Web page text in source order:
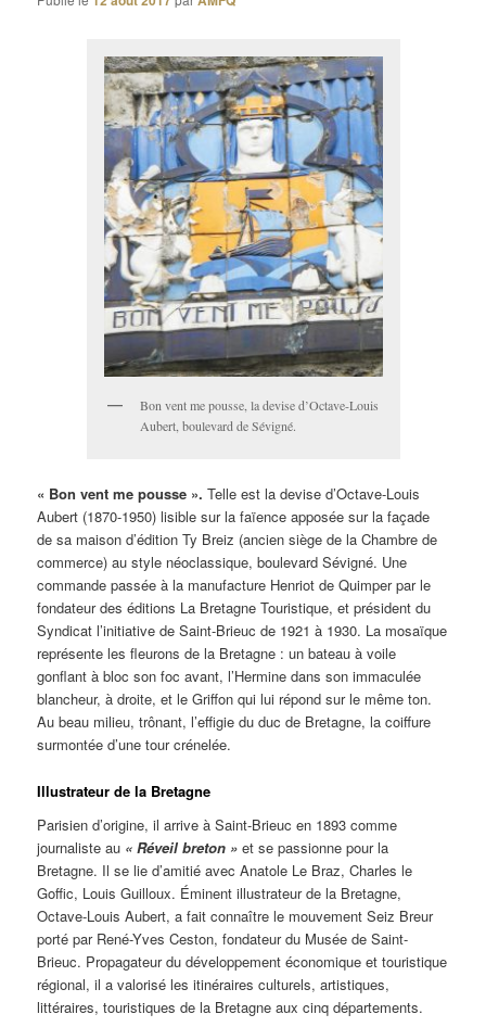
Bon vent me pousse, la devise d’Octave-Louis
Aubert, boulevard de Sévigné.
« Bon vent me pousse ». Telle est la devise d’Octave-Louis
Aubert (1870-1950) lisible sur la faïence apposée sur la façade
de sa maison d’édition Ty Breiz (ancien siège de la Chambre de
commerce) au style néoclassique, boulevard Sévigné. Une
commande passée à la manufacture Henriot de Quimper par le
fondateur des éditions La Bretagne Touristique, et président du
Syndicat l’initiative de Saint-Brieuc de 1921 à 1930. La mosaïque
représente les fleurons de la Bretagne : un bateau à voile
gonflant à bloc son foc avant, l’Hermine dans son immaculée
blancheur, à droite, et le Griffon qui lui répond sur le même ton.
Au beau milieu, trônant, l’effigie du duc de Bretagne, la coiffure
surmontée d’une tour crénelée.
Illustrateur de la Bretagne
Parisien d’origine, il arrive à Saint-Brieuc en 1893 comme
journaliste au « Réveil breton » et se passionne pour la
Bretagne. Il se lie d’amitié avec Anatole Le Braz, Charles le
Goffic, Louis Guilloux. Éminent illustrateur de la Bretagne,
Octave-Louis Aubert, a fait connaître le mouvement Seiz Breur
porté par René-Yves Ceston, fondateur du Musée de Saint-
Brieuc. Propagateur du développement économique et touristique
régional, il a valorisé les itinéraires culturels, artistiques,
littéraires, touristiques de la Bretagne aux cinq départements.